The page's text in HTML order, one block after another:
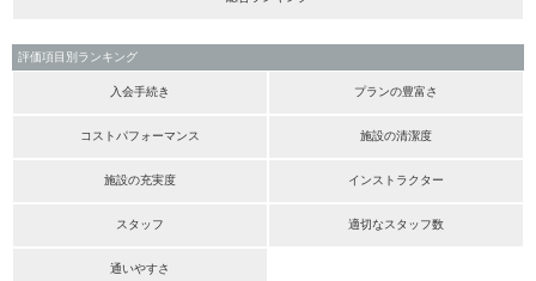
評価項目別ランキング
入会手続き プランの豊富さ
コストパフォーマンス 施設の清潔度
施設の充実度 インストラクター
スタッフ 適切なスタッフ数
通いやすさ